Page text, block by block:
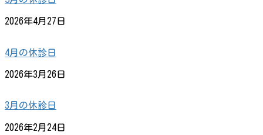
2026年4月27日
4月の休診日
2026年3月26日
3月の休診日
2026年2月24日